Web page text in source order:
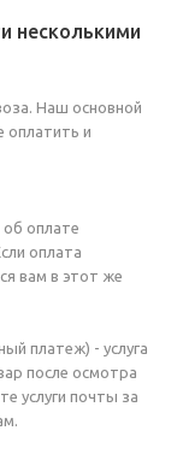
несколькими
Наш основной
оплатить и
оплате
оплата
вам в этот же
платеж) - услуга
после осмотра
услуги почты за